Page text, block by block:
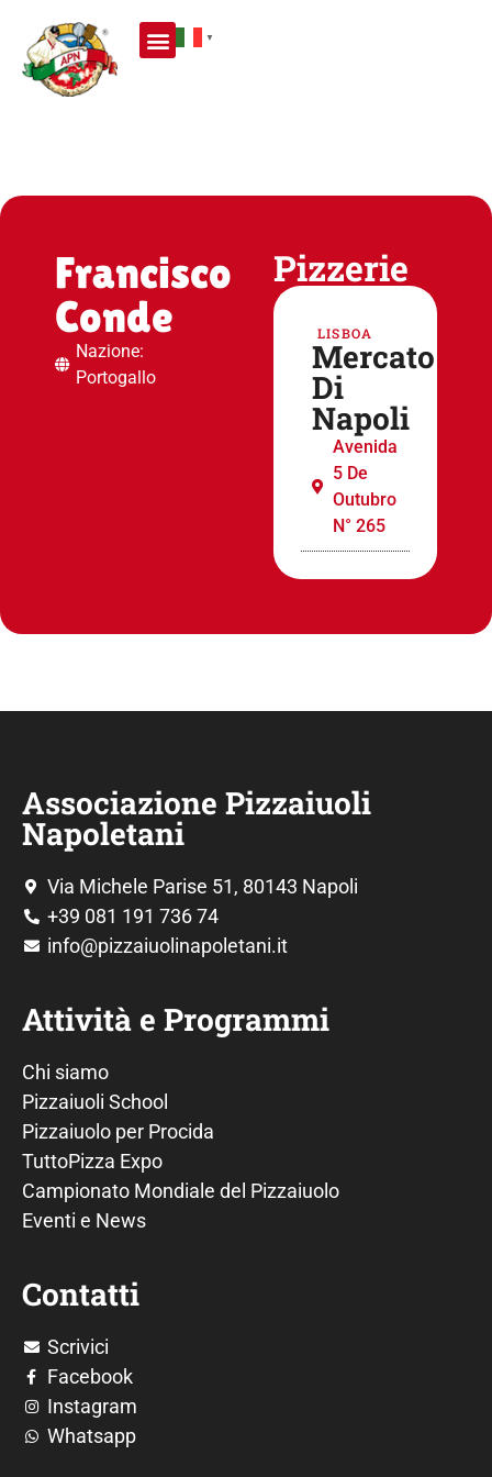
▼
Francisco
Conde
Nazione:
Portogallo
Pizzerie
LISBOA
Mercato
Di
Napoli
Avenida
5 De
Outubro
N° 265
Associazione Pizzaiuoli
Napoletani
Via Michele Parise 51, 80143 Napoli
+39 081 191 736 74
info@pizzaiuolinapoletani.it
Attività e Programmi
Chi siamo
Pizzaiuoli School
Pizzaiuolo per Procida
TuttoPizza Expo
Campionato Mondiale del Pizzaiuolo
Eventi e News
Contatti
Scrivici
Facebook
Instagram
Whatsapp